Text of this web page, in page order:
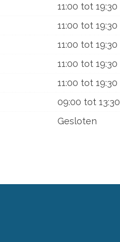
11:00 tot 19:30
11:00 tot 19:30
11:00 tot 19:30
11:00 tot 19:30
11:00 tot 19:30
09:00 tot 13:30
Gesloten